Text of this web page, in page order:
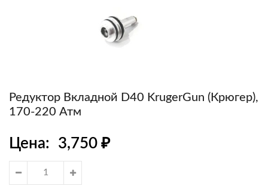
Редуктор Вкладной D40 KrugerGun (Крюгер),
170-220 Атм
Цена: 3,750 ₽